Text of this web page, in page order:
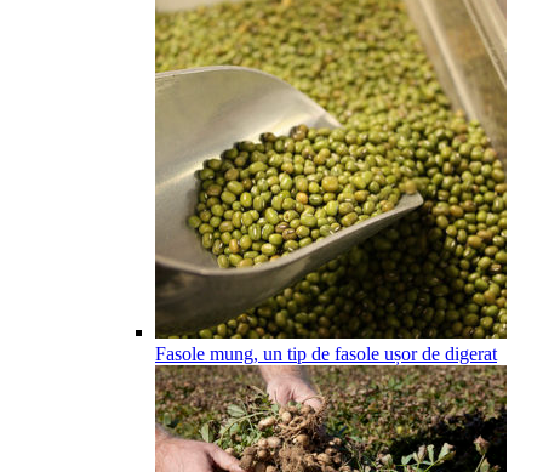
Fasole mung, un tip de fasole ușor de digerat